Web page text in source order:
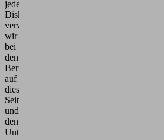
jede
Diskriminierungsabsicht
verwenden
wir
bei
den
Berufsbezeichnungen
auf
dieser
Seite
und
den
Unterseiten